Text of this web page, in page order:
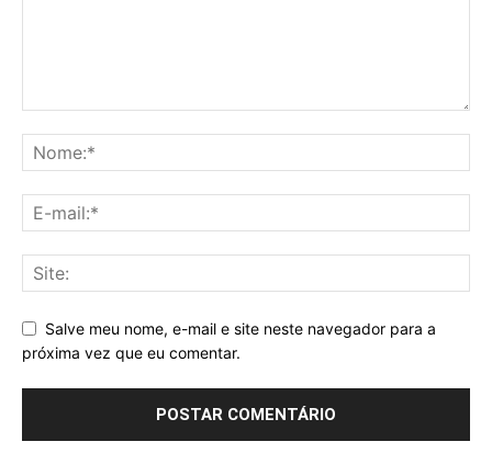
Salve meu nome, e-mail e site neste navegador para a
próxima vez que eu comentar.